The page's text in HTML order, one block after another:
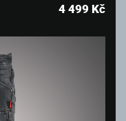
4 499 Kč